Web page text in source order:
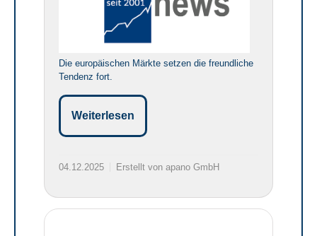
Die europäischen Märkte setzen die freundliche
Tendenz fort.
Weiterlesen
04.12.2025 Erstellt von apano GmbH